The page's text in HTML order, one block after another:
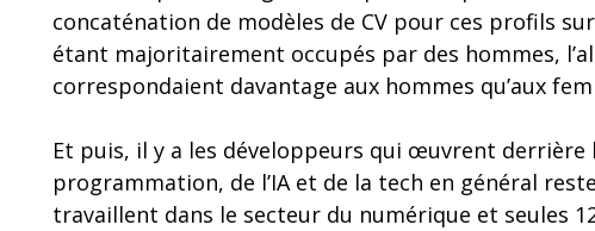
concaténation de modèles de CV pour ces profils
étant majoritairement occupés par des hommes,
correspondaient davantage aux hommes qu’aux
Et puis, il y a les développeurs qui œuvrent derrière
programmation, de l’IA et de la tech en général
travaillent dans le secteur du numérique et seules